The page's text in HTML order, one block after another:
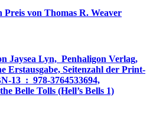
Preis von Thomas R. Weaver
Jaysea Lyn, ‎ Penhaligon Verlag,
Erstausgabe, Seitenzahl der Print-
the Belle Tolls (Hell’s Bells 1)